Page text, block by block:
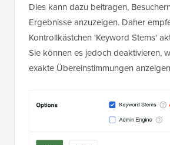
Dies kann dazu beitragen,
Ergebnisse anzuzeigen. Daher
Kontrollkästchen 'Keyword Stems'
Sie können es jedoch deaktivieren,
exakte Übereinstimmungen